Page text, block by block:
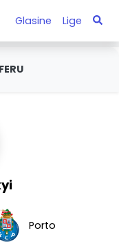
Glasine Lige
Porto